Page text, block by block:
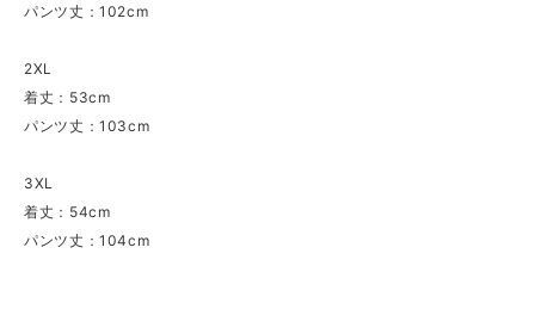
パンツ丈：102cm
2XL
着丈：53cm
パンツ丈：103cm
3XL
着丈：54cm
パンツ丈：104cm